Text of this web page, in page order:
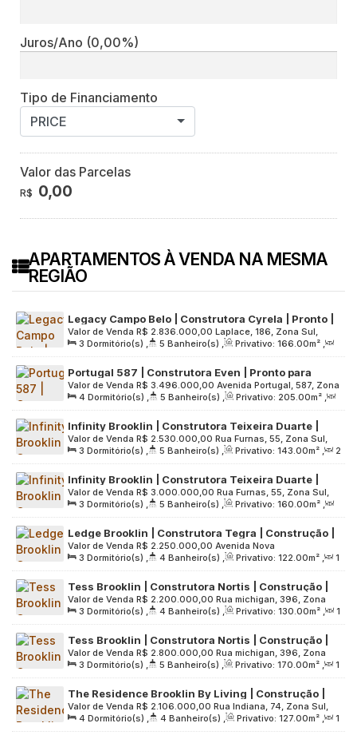
Juros/Ano (0,00%)
Tipo de Financiamento
PRICE
Valor das Parcelas
R$ 0,00
APARTAMENTOS À VENDA NA MESMA
REGIÃO
Legacy Campo Belo | Construtora Cyrela | Pronto |
166 metros | 03 suítes | varanda gourmet | 02
vagas
R$ 2.836.000,00
Valor de Venda
Laplace, 186, Zona Sul,
04622-001, Brooklin Paulista, São Paulo, São Paulo, Brasil
3 Dormitório(s) , 5 Banheiro(s) , Privativo: 166.00m² ,
2 Sala(s) , 3 Suíte(s) , 2 Vaga(s) , Útil: 166.00m² ,
Terreno: 1010.00 m²
Portugal 587 | Construtora Even | Pronto para
morar | 205 metros | 04 dormitórios | 02 suítes |
varanda gourmet | 03 vagas
R$ 3.496.000,00
Valor de Venda
Avenida Portugal, 587, Zona
Sul, 04559-001, Brooklin Paulista, São Paulo, São Paulo,
Brasil
4 Dormitório(s) , 5 Banheiro(s) , Privativo: 205.00m² ,
2 Sala(s) , 2 Suíte(s) , 3 Vaga(s) , Útil: 205.00m² ,
Terreno: 4027.00m²
Infinity Brooklin | Construtora Teixeira Duarte |
Construção | 143 metros | 03 suítes | varanda
gourmet | 02 vagas
R$ 2.530.000,00
Valor de Venda
Rua Furnas, 55, Zona Sul,
04562-050, Brooklin Paulista, São Paulo, São Paulo, Brasil
3 Dormitório(s) , 5 Banheiro(s) , Privativo: 143.00m² ,
2
Sala(s) , 3 Suíte(s) , 2 Vaga(s) , Útil: 143.00m² ,
Terreno: 4472.00m²
Infinity Brooklin | Construtora Teixeira Duarte |
Construção | 160 metros | 03 suítes | varanda
gourmet | 02 vagas
R$ 3.000.000,00
Valor de Venda
Rua Furnas, 55, Zona Sul,
04562-050, Brooklin Paulista, São Paulo, São Paulo, Brasil
3 Dormitório(s) , 5 Banheiro(s) , Privativo: 160.00m² ,
2 Sala(s) , 3 Suíte(s) , 2 Vaga(s) , Útil: 160.00m² ,
Terreno: 4472.00m²
Ledge Brooklin | Construtora Tegra | Construção |
122 metros | 03 suítes | lavabo | 02 vagas
R$ 2.250.000,00
Valor de Venda
Avenida Nova
Independência, 110, Zona Sul, 04570-000, Brooklin Paulista,
São Paulo, São Paulo, Brasil
3 Dormitório(s) , 4 Banheiro(s) , Privativo: 122.00m² ,
1
Sala(s) , 3 Suíte(s) , 2 Vaga(s) , Útil: 122.00m² ,
Terreno: 3000.00 m²
Tess Brooklin | Construtora Nortis | Construção |
130 metros | 03 suítes | hall privativo | 02 vagas
R$ 2.200.000,00
Valor de Venda
Rua michigan, 396, Zona
Sul, 04568-000, Brooklin Paulista, São Paulo, São Paulo,
Brasil
3 Dormitório(s) , 4 Banheiro(s) , Privativo: 130.00m² ,
1
Sala(s) , 3 Suíte(s) , 2 Vaga(s) , Útil: 130.00m² ,
Terreno: 3136.00 m²
Tess Brooklin | Construtora Nortis | Construção |
170 metros | 03 suítes | hall privativo | 02 vagas
R$ 2.800.000,00
Valor de Venda
Rua michigan, 396, Zona
Sul, 04568-000, Brooklin Paulista, São Paulo, São Paulo,
Brasil
3 Dormitório(s) , 5 Banheiro(s) , Privativo: 170.00m² ,
1
Sala(s) , 3 Suíte(s) , 2 Vaga(s) , Útil: 170.00m² ,
Terreno: 3136.00m²
The Residence Brooklin By Living | Construção |
127 metros | 04 dormitórios | 02 suítes | varanda
gourmet | 02 vagas
R$ 2.106.000,00
Valor de Venda
Rua Indiana, 74, Zona Sul,
04562-000, Brooklin Paulista, São Paulo, São Paulo, Brasil
4 Dormitório(s) , 4 Banheiro(s) , Privativo: 127.00m² ,
1
Sala(s) , 2 Suíte(s) , 2 Vaga(s) , Útil: 127.00m² ,